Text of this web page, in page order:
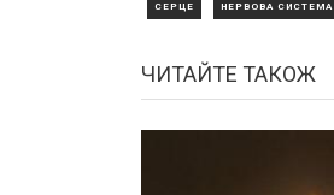
СЕРЦЕ НЕРВОВА СИСТЕМА
ЧИТАЙТЕ ТАКОЖ